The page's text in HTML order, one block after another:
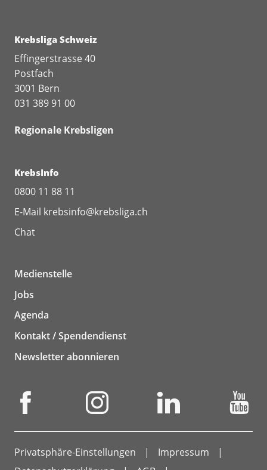
Krebsliga Schweiz
Effingerstrasse 40
Postfach
3001 Bern
031 389 91 00
Regionale Krebsligen
KrebsInfo
0800 11 88 11
E-Mail krebsinfo@krebsliga.ch
Chat
Medienstelle
Jobs
Agenda
Kontakt / Spendendienst
Newsletter abonnieren
Privatsphäre-Einstellungen
Impressum